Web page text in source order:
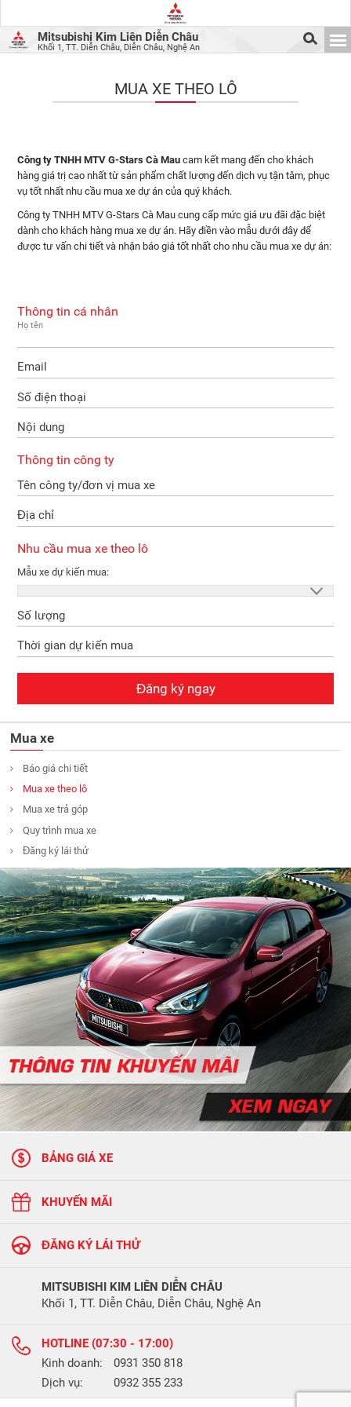
Mitsubishi Kim Liên Diễn Châu
Khối 1, TT. Diễn Châu, Diễn Châu, Nghệ An
MUA XE THEO LÔ
Công ty TNHH MTV G-Stars Cà Maucam kết mang đến cho khách
hàng giá trị cao nhất từ sản phẩm chất lượng đến dịch vụ tận tâm, phục
vụ tốt nhất nhu cầu mua xe dự án của quý khách.
Công ty TNHH MTV G-Stars Cà Mau cung cấp mức giá ưu đãi đặc biệt
dành cho khách hàng mua xe dự án. Hãy điền vào mẫu dưới đây để
được tư vấn chi tiết và nhận báo giá tốt nhất cho nhu cầu mua xe dự án:
Thông tin cá nhân
Họ tên
Email
Số điện thoại
Nội dung
Thông tin công ty
Tên công ty/đơn vị mua xe
Địa chỉ
Nhu cầu mua xe theo lô
Mẫu xe dự kiến mua:
Số lượng
Thời gian dự kiến mua
Đăng ký ngay
Mua xe
Báo giá chi tiết
Mua xe theo lô
Mua xe trả góp
Quy trình mua xe
Đăng ký lái thử
BẢNG GIÁ XE
KHUYẾN MÃI
ĐĂNG KÝ LÁI THỬ
MITSUBISHI KIM LIÊN DIỄN CHÂU
Khối 1, TT. Diễn Châu, Diễn Châu, Nghệ An
HOTLINE (07:30 - 17:00)
Kinh doanh:
0931 350 818
Dịch vụ:
0932 355 233